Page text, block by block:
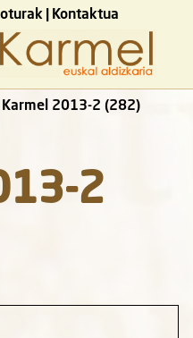
Kontaktua
Karmel 2013-2 (282)
2